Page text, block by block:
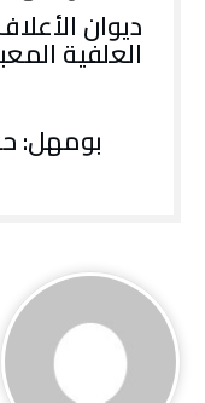
ديوان
العلفية
بومهل: